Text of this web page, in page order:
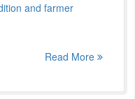
and farmer
Read More